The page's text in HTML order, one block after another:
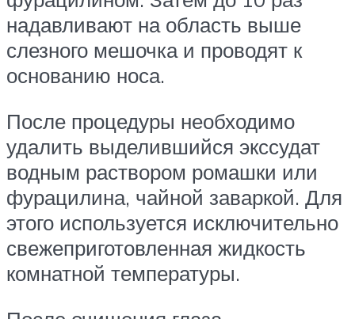
надавливают на область выше
слезного мешочка и проводят к
основанию носа.
После процедуры необходимо
удалить выделившийся экссудат
водным раствором ромашки или
фурацилина, чайной заваркой. Для
этого используется исключительно
свежеприготовленная жидкость
комнатной температуры.